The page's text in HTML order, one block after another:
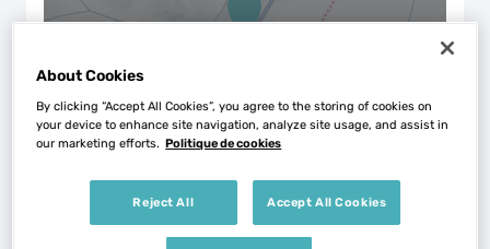
Horaires d'ouverture
Leaflet
Naviguer Itinéraire
About Cookies
By clicking “Accept All Cookies”, you agree to the storing of cookies on
your device to enhance site navigation, analyze site usage, and assist in
our marketing efforts. Politique de cookies
Reject All Accept All Cookies